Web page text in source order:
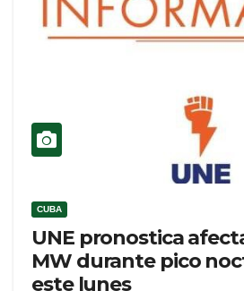
CUBA
UNE pronostica
MW durante pico
este lunes